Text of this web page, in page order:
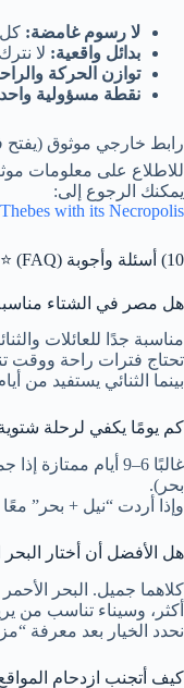
لا رسوم غامضة: كل
بدائل واقعية: لا
توازن الحركة
نقطة مسؤولية
رابط خارجي موثوق
للاطلاع على معلومات
يمكنك الرجوع إلى:
with its Necropolis
10) أسئلة وأجوبة (FAQ) ⭐
هل مصر في الشتاء مناسبة
مناسبة جدًا للعائلات
تحتاج فترات راحة ووقت
بينما الثنائي يستفيد من
كم يومًا يكفي لرحلة
غالبًا 6–9 أيام
بحر).
وإذا أردت “نيل + بحر” معًا فـ 9–12 يومًا أكثر
هل الأفضل أن أختار
كلاهما جميل. البحر
أكثر، وسيناء تناسب من
نحدد الخيار بعد معرفة
كيف أتجنب ازدحام المواقع